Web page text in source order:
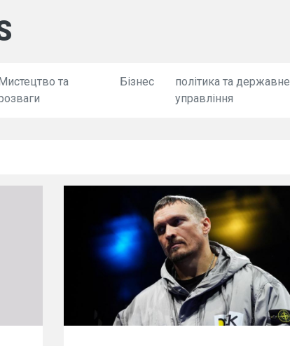
та
Бізнес
політика та державне
управління